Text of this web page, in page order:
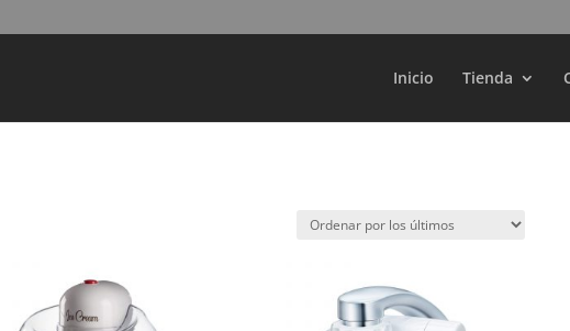
Inicio Tienda
Búsqueda
productos